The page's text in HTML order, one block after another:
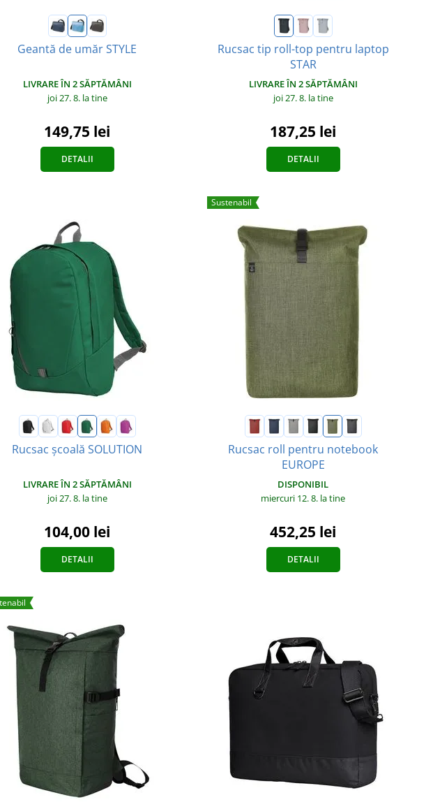
Geantă de umăr STYLE
LIVRARE ÎN 2 SĂPTĂMÂNI
joi 27. 8. la tine
149,75 lei
DETALII
Rucsac tip roll-top pentru laptop
STAR
LIVRARE ÎN 2 SĂPTĂMÂNI
joi 27. 8. la tine
187,25 lei
DETALII
Rucsac școală SOLUTION
LIVRARE ÎN 2 SĂPTĂMÂNI
joi 27. 8. la tine
104,00 lei
DETALII
Sustenabil
Rucsac roll pentru notebook
EUROPE
DISPONIBIL
miercuri 12. 8. la tine
452,25 lei
DETALII